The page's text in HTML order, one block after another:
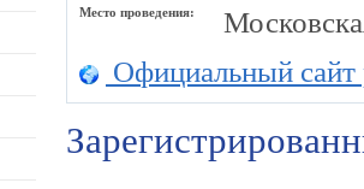
Место проведения:
Официальный сайт